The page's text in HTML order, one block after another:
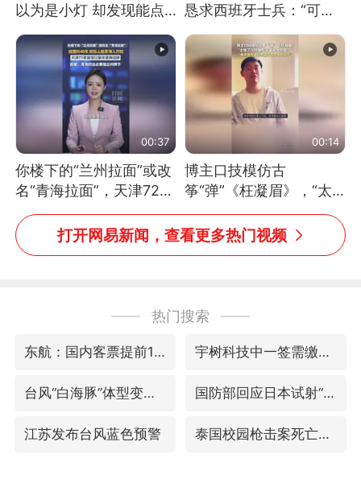
以为是小灯 却发现能点
燃香烟 当事人：已报警
处理
恳求西班牙士兵：“可不
可以不要把我遣返回国”
00:37
你楼下的“兰州拉面”或改
名“青海拉面”，天津72家
面馆已集体更换招牌
00:14
博主口技模仿古
筝“弹”《枉凝眉》，“太
像了～你是吃古筝长大的
吗？”“或将成为首位考级
不带古筝的选手。”（来
打开网易新闻，查看更多热门视频
热门搜索
东航：国内客票提前14天免费退改 宇树科技中一签需缴款7.54万元
台风“白海豚”体型变大！环流面积接近13个浙江那么大 国防部回应日本试射“战斧”导弹
江苏发布台风蓝色预警 泰国校园枪击案死亡人数升至7人